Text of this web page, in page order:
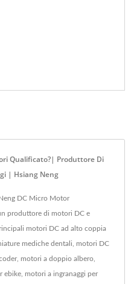
Qualificato?| Produttore Di
| Hsiang Neng
DC Micro Motor
produttore di motori DC e
motori DC ad alto coppia
mediche dentali, motori DC
motori a doppio albero,
ebike, motori a ingranaggi per